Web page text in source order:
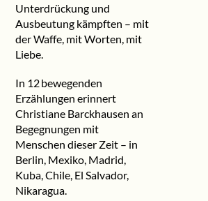
Unterdrückung und
Ausbeutung kämpften – mit
der Waffe, mit Worten, mit
Liebe.
In 12 bewegenden
Erzählungen erinnert
Christiane Barckhausen an
Begegnungen mit
Menschen dieser Zeit – in
Berlin, Mexiko, Madrid,
Kuba, Chile, El Salvador,
Nikaragua.